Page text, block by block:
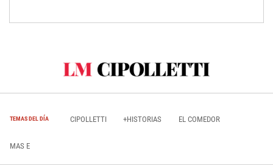
TEMAS DEL DÍA CIPOLLETTI +HISTORIAS EL COMEDOR
MAS E